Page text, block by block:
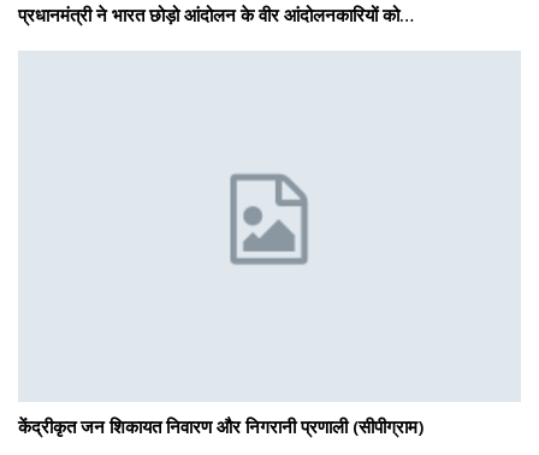
प्रधानमंत्री ने भारत छोड़ो आंदोलन के वीर आंदोलनकारियों को…
केंद्रीकृत जन शिकायत निवारण और निगरानी प्रणाली (सीपीग्राम)